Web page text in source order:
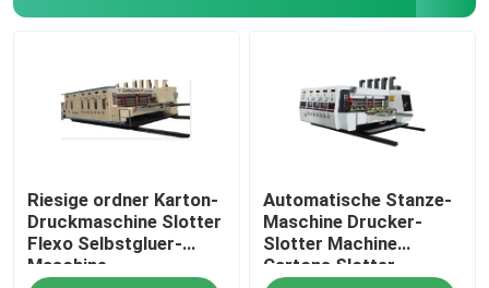
Gebrauchte Schachtelmaschinen
Riesige ordner Karton-
Druckmaschine Slotter
Flexo Selbstgluer-
Maschine
Automatische Stanze-
Maschine Drucker-
Slotter Machine
Cartons Slotter